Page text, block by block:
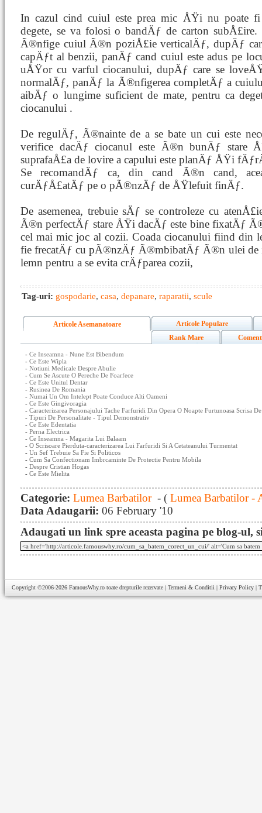
In cazul cind cuiul este prea mic ÅŸi nu poate
degete, se va folosi o bandÄƒ de carton
Ã®nfige cuiul Ã®n poziÅ£ie verticalÄƒ, dupÄƒ
capÄƒt al benzii, panÄƒ cand cuiul este adus pe
uÅŸor cu varful ciocanului, dupÄƒ care se
normalÄƒ, panÄƒ la Ã®nfigerea completÄƒ a
aibÄƒ o lungime suficient de mate, pentru ca
ciocanului .
De regulÄƒ, Ã®nainte de a se bate un cui este
verifice dacÄƒ ciocanul este Ã®n bunÄƒ stare
suprafaÅ£a de lovire a capului este planÄƒ ÅŸi
Se recomandÄƒ ca, din cand Ã®n cand,
curÄƒÅ£atÄƒ pe o pÃ®nzÄƒ de ÅŸlefuit finÄƒ.
De asemenea, trebuie sÄƒ se controleze cu
Ã®n perfectÄƒ stare ÅŸi dacÄƒ este bine fixatÄƒ
cel mai mic joc al cozii. Coada ciocanului fiind din
fie frecatÄƒ cu pÃ®nzÄƒ Ã®mbibatÄƒ Ã®n ulei
lemn pentru a se evita crÄƒparea cozii,
Tag-uri: gospodarie, casa, depanare, raparatii, scule
Articole Asemanatoare
Articole Populare
Rank Mare
- Ce Inseamna - Nune Est Bibendum
- Ce Este Wipla
- Notiuni Medicale Despre Abulie
- Cum Se Ascute O Pereche De Foarfece
- Ce Este Unitul Dentar
- Rusinea De Romania
- Numai Un Om Intelept Poate Conduce Alti Oameni
- Ce Este Gingivoragia
- Caracterizarea Personajului Tache Farfuridi Din Opera O Noapte Furtunoasa Scrisa
- Tipuri De Personalitate - Tipul Demonstrativ
- Ce Este Edentatia
- Perna Electrica
- Ce Inseamna - Magarita Lui Balaam
- O Scrisoare Pierduta-caracterizarea Lui Farfuridi Si A Cetateanului Turmentat
- Un Sef Trebuie Sa Fie Si Politicos
- Cum Sa Confectionam Imbrcaminte De Protectie Pentru Mobila
- Despre Cristian Hogas
- Ce Este Mielita
Categorie: Lumea Barbatilor- ( Lumea Barbatilor -
Data Adaugarii: 06 February '10
Adaugati un link spre aceasta pagina pe blog-ul,
Copyright ©2006-2026 FamousWhy.ro toate drepturile rezervate | Termeni & Conditii | Privacy Policy |